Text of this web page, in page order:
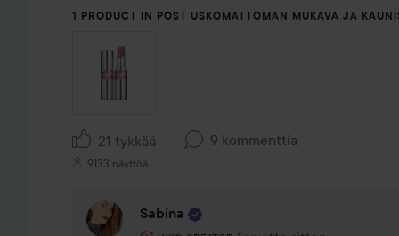
1 PRODUCT IN POST USKOMATTOMAN MUKAVA JA
21 tykkää 9 kommenttia
9133 näyttöä
Sabina